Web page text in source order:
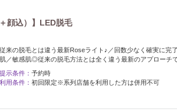
顔込）】LED脱毛
従来の脱毛とは違う最新Roseライト♪／回数少なく確実に完
肌／敏感肌◎従来の脱毛方法とは全く違う最新のアプローチ
提示条件： 予約時
利用条件： 初回限定※系列店舗を利用した方は併用不可